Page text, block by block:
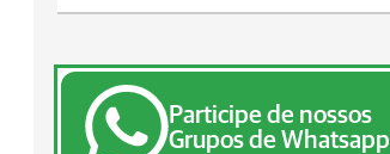
Participe de nossos
Grupos de Whatsapp